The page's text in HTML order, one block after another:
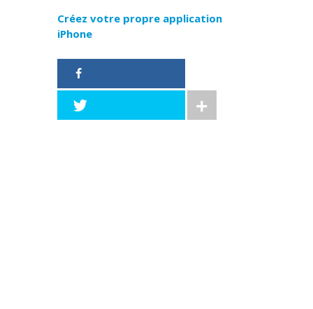
Créez votre propre application
iPhone